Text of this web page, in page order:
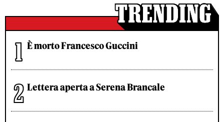
È morto Francesco Guccini
Lettera aperta a Serena Brancale